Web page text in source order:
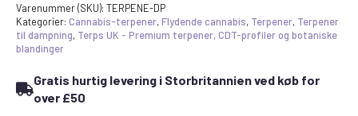
UK
-
Citrus
Sativa
Terpene
antal
Varenummer (SKU): TERPENE-DP
Kategorier: Cannabis-terpener,Flydende cannabis, Terpener, Terpener
til dampning, Terps UK - Premium terpener, CDT-profiler og botaniske
blandinger
Gratis hurtig levering i Storbritannien ved køb for
over £50